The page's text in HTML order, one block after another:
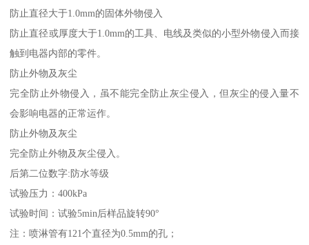
防止直径大于1.0mm的固体外物侵入
防止直径或厚度大于1.0mm的工具、电线及类似的小型外物侵入而接
触到电器内部的零件。
防止外物及灰尘
完全防止外物侵入，虽不能完全防止灰尘侵入，但灰尘的侵入量不
会影响电器的正常运作。
防止外物及灰尘
完全防止外物及灰尘侵入。
后第二位数字:防水等级
试验压力：400kPa
试验时间：试验5min后样品旋转90°
注：喷淋管有121个直径为0.5mm的孔；